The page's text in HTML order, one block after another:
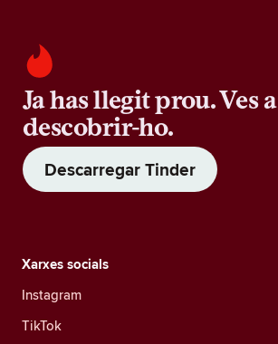
Ja has llegit prou. Ves a
descobrir-ho.
Descarregar Tinder
Xarxes socials
Instagram
TikTok